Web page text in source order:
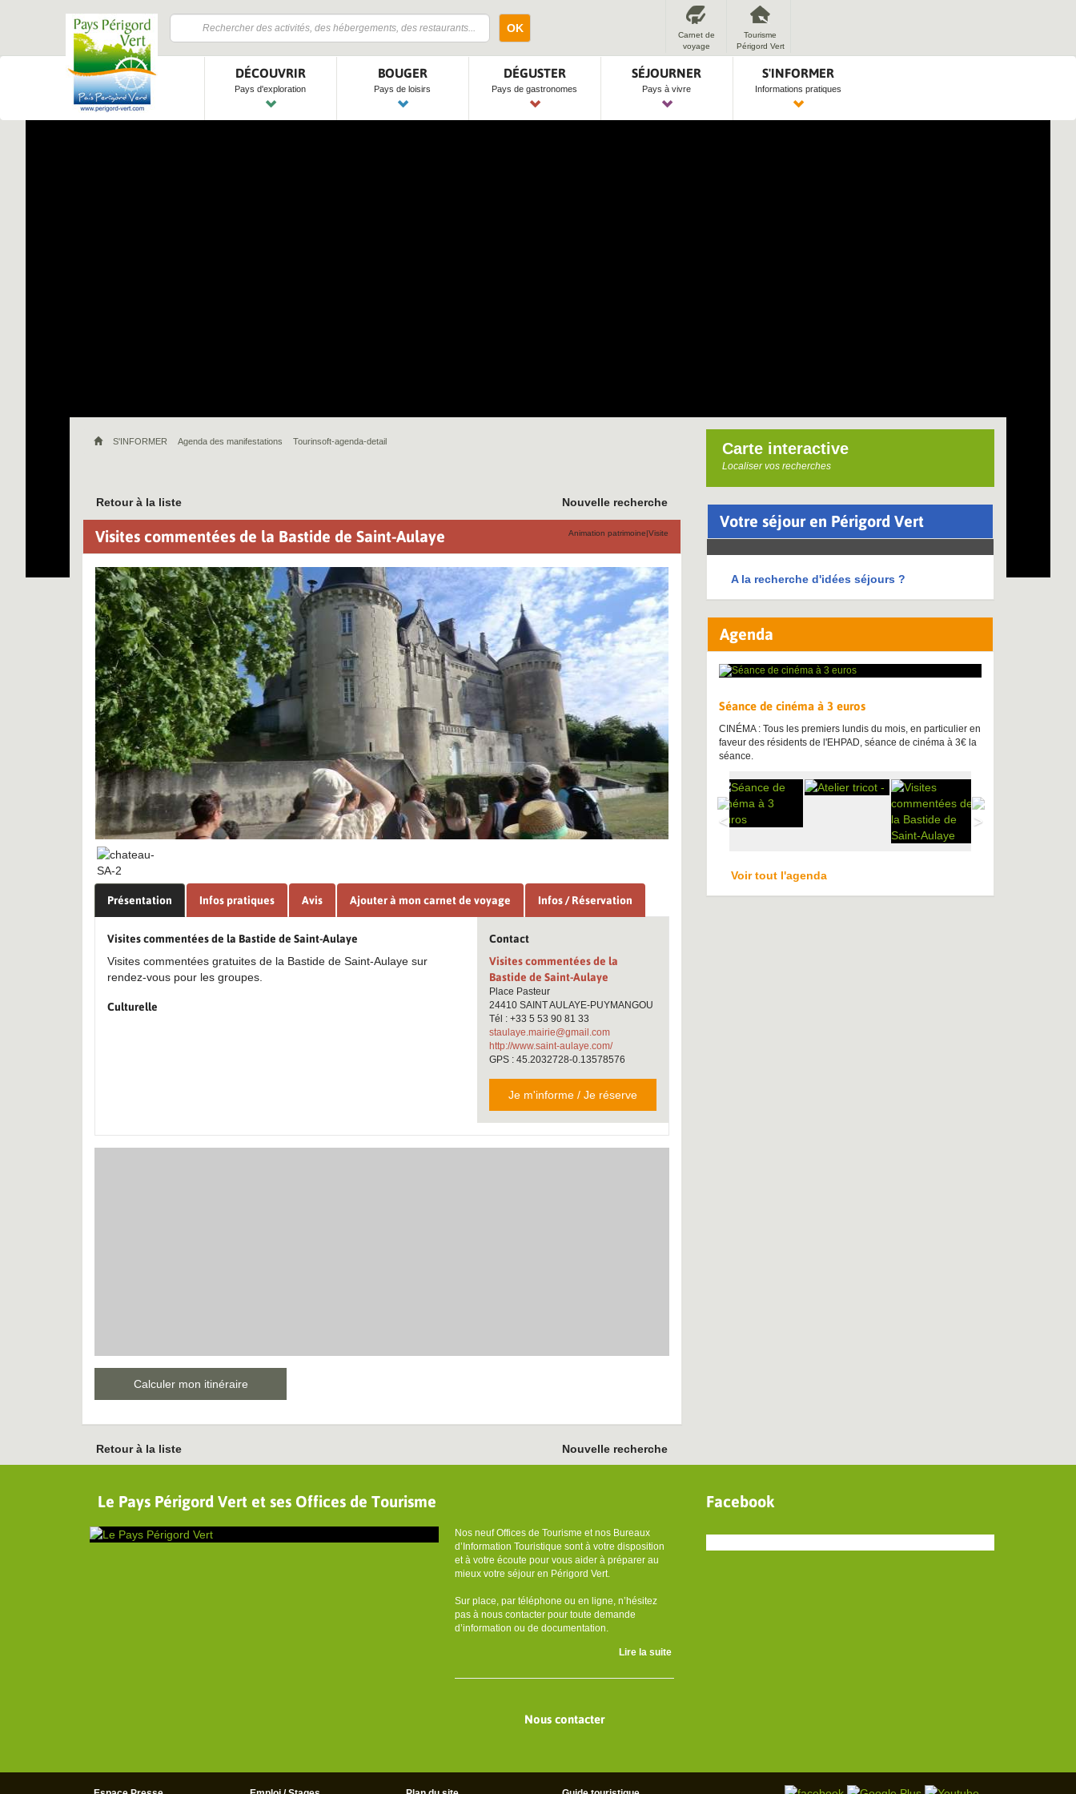
OK
Carnet de
voyage
Tourisme
Périgord Vert
DÉCOUVRIR
Pays d'exploration
BOUGER
Pays de loisirs
DÉGUSTER
Pays de gastronomes
SÉJOURNER
Pays à vivre
S'INFORMER
Informations pratiques
S'INFORMER Agenda des manifestations Tourinsoft-agenda-detail
Nouvelle recherche
Retour à la liste
Animation patrimoine|Visite
Visites commentées de la Bastide de Saint-Aulaye
Présentation Infos pratiques Avis Ajouter à mon carnet de voyage Infos / Réservation
Visites commentées de la Bastide de Saint-Aulaye
Visites commentées gratuites de la Bastide de Saint-Aulaye sur
rendez-vous pour les groupes.
Culturelle
Contact
Visites commentées de la
Bastide de Saint-Aulaye
Place Pasteur
24410 SAINT AULAYE-PUYMANGOU
Tél : +33 5 53 90 81 33
staulaye.mairie@gmail.com
http://www.saint-aulaye.com/
GPS : 45.2032728-0.13578576
Je m'informe / Je réserve
Calculer mon itinéraire
Nouvelle recherche
Retour à la liste
Carte interactive
Localiser vos recherches
Votre séjour en Périgord Vert
A la recherche d'idées séjours ?
Agenda
Séance de cinéma à 3 euros
CINÉMA : Tous les premiers lundis du mois, en particulier en
faveur des résidents de l'EHPAD, séance de cinéma à 3€ la
séance.
Voir tout l'agenda
Le Pays Périgord Vert et ses Offices de Tourisme
Nos neuf Offices de Tourisme et nos Bureaux
d’Information Touristique sont à votre disposition
et à votre écoute pour vous aider à préparer au
mieux votre séjour en Périgord Vert.
Sur place, par téléphone ou en ligne, n’hésitez
pas à nous contacter pour toute demande
d’information ou de documentation.
Lire la suite
Nous contacter
Facebook